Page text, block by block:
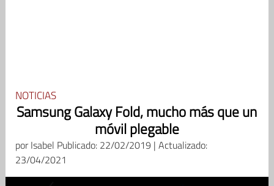
NOTICIAS
Samsung Galaxy Fold, mucho más que un
móvil plegable
porIsabel Publicado: 22/02/2019 | Actualizado:
23/04/2021